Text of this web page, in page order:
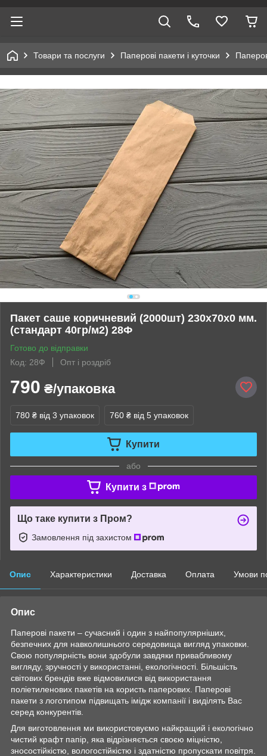
Товари та послуги Паперові пакети і куточки
Пакет саше коричневий (2000шт) 230х70х0 мм.
(стандарт 40гр/м2) 28Ф
Готово до відправки
Код: 28Ф
Опт і роздріб
790 ₴/упаковка
780 ₴ від 3 упаковок 760 ₴ від 5 упаковок
Купити
або
Купити з
Що таке купити з Пром?
Замовлення під захистом
Опис Характеристики Доставка Оплата Умови
Опис
Паперові пакети – сучасний і один з найпопулярніших,
безпечних для навколишнього середовища вигляд упаковки.
Свою популярність вони здобули завдяки привабливому
вигляду, зручності у використанні, екологічності. Більшість
світових брендів вже відмовилися від використання
поліетиленових пакетів на користь паперових. Паперові
пакети з логотипом підвищать імідж компанії і виділять Вас
серед конкурентів.
Для виготовлення ми використовуємо найкращий і екологічно
чистий крафт папір, яка відрізняється своєю міцністю,
зносостійкістю, вологостійкістю і здатністю пропускати повітря.